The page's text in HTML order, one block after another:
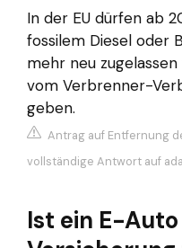
In der EU dürfen ab
fossilem Diesel oder
mehr neu
vom Verbrenner-
geben.
Antrag auf Entfernung
vollständige Antwort auf
Ist ein E-